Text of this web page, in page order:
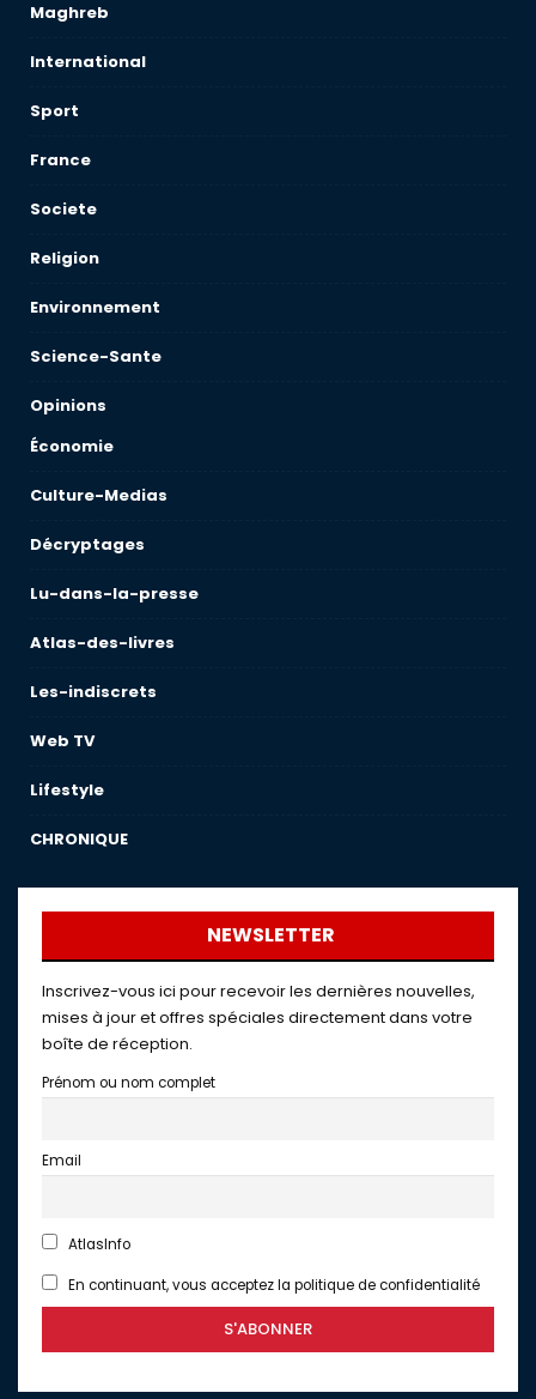
Maghreb
International
Sport
France
Societe
Religion
Environnement
Science-Sante
Opinions
Économie
Culture-Medias
Décryptages
Lu-dans-la-presse
Atlas-des-livres
Les-indiscrets
Web TV
Lifestyle
CHRONIQUE
NEWSLETTER
Inscrivez-vous ici pour recevoir les dernières nouvelles,
mises à jour et offres spéciales directement dans votre
boîte de réception.
Prénom ou nom complet
Email
AtlasInfo
En continuant, vous acceptez la politique de confidentialité